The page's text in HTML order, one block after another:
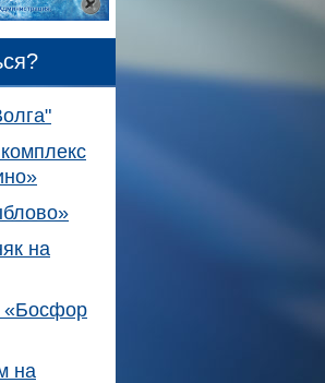
на
«Босфор
на